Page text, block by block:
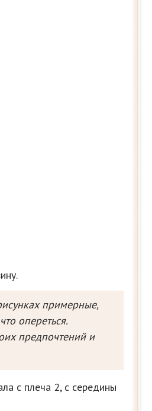
примерные,
опереться.
предпочтений и
с плеча 2, с середины